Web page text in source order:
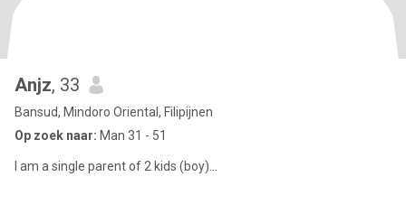
Anjz, 33
Bansud, Mindoro Oriental, Filipijnen
Op zoek naar: Man 31 - 51
I am a single parent of 2 kids (boy)...